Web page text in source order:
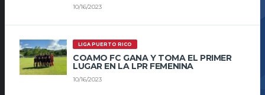
10/16/2023
LIGA PUERTO RICO
COAMO FC GANA Y TOMA EL PRIMER
LUGAR EN LA LPR FEMENINA
10/16/2023